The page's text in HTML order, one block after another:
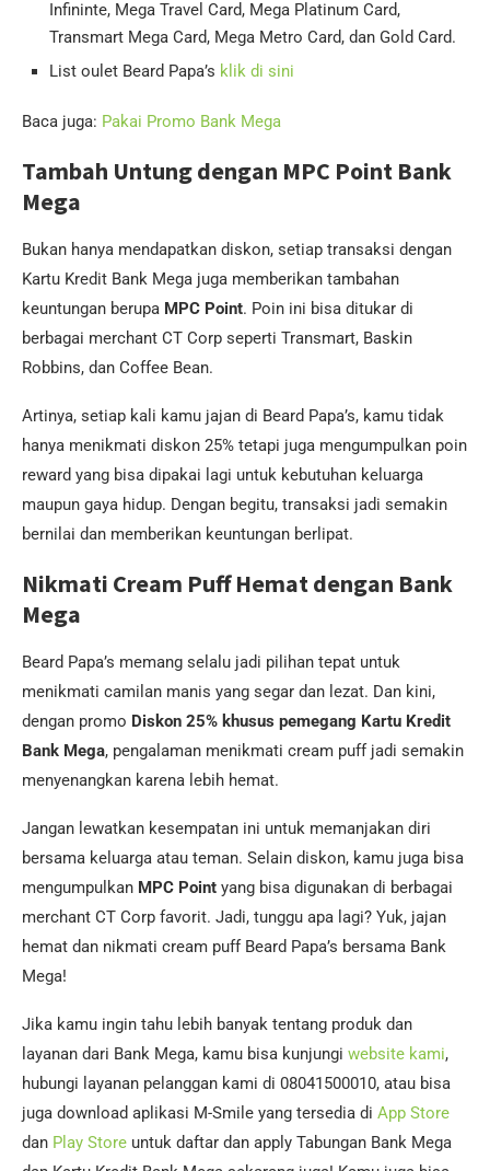
Infininte, Mega Travel Card, Mega Platinum Card,
Transmart Mega Card, Mega Metro Card, dan Gold Card.
List oulet Beard Papa’s klik di sini
Baca juga: Pakai Promo Bank Mega
Tambah Untung dengan MPC Point Bank
Mega
Bukan hanya mendapatkan diskon, setiap transaksi dengan
Kartu Kredit Bank Mega juga memberikan tambahan
keuntungan berupa MPC Point. Poin ini bisa ditukar di
berbagai merchant CT Corp seperti Transmart, Baskin
Robbins, dan Coffee Bean.
Artinya, setiap kali kamu jajan di Beard Papa’s, kamu tidak
hanya menikmati diskon 25% tetapi juga mengumpulkan poin
reward yang bisa dipakai lagi untuk kebutuhan keluarga
maupun gaya hidup. Dengan begitu, transaksi jadi semakin
bernilai dan memberikan keuntungan berlipat.
Nikmati Cream Puff Hemat dengan Bank
Mega
Beard Papa’s memang selalu jadi pilihan tepat untuk
menikmati camilan manis yang segar dan lezat. Dan kini,
dengan promo Diskon 25% khusus pemegang Kartu Kredit
Bank Mega, pengalaman menikmati cream puff jadi semakin
menyenangkan karena lebih hemat.
Jangan lewatkan kesempatan ini untuk memanjakan diri
bersama keluarga atau teman. Selain diskon, kamu juga bisa
mengumpulkan MPC Point yang bisa digunakan di berbagai
merchant CT Corp favorit. Jadi, tunggu apa lagi? Yuk, jajan
hemat dan nikmati cream puff Beard Papa’s bersama Bank
Mega!
Jika kamu ingin tahu lebih banyak tentang produk dan
layanan dari Bank Mega, kamu bisa kunjungi website kami,
hubungi layanan pelanggan kami di 08041500010, atau bisa
juga download aplikasi M-Smile yang tersedia di App Store
dan Play Store untuk daftar dan apply Tabungan Bank Mega